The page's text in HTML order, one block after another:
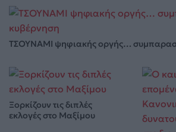
ΤΣΟΥΝΑΜΙ ψηφιακής οργής…
Ξορκίζουν τις διπλές
εκλογές στο Μαξίμου